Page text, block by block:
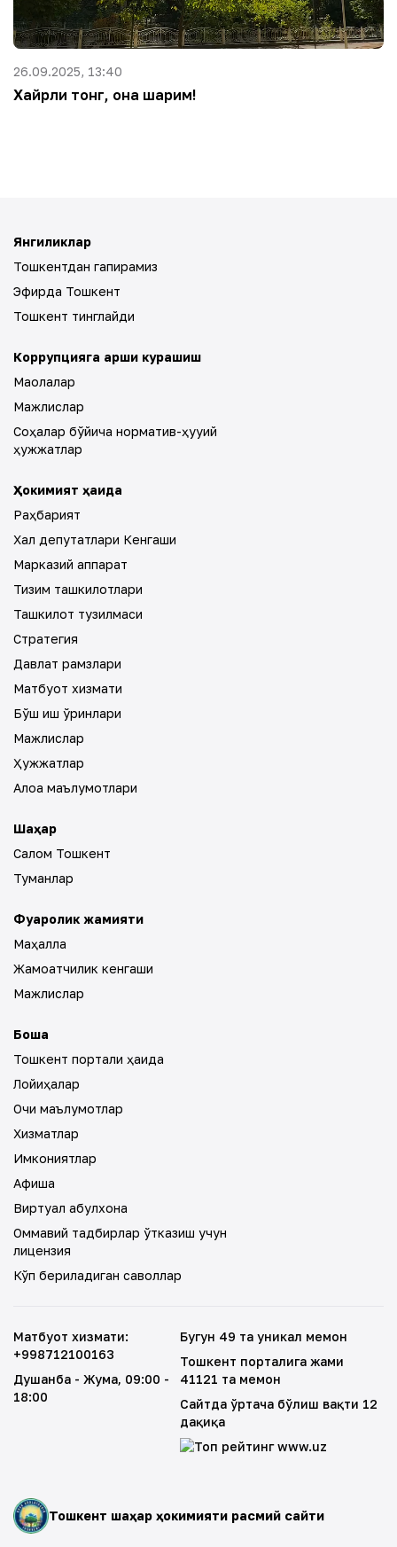
26.09.2025, 13:40
Хайрли тонг, она шаҳрим!
Янгиликлар
Тошкентдан гапирамиз
Эфирда Тошкент
Тошкент тинглайди
Коррупцияга қарши курашиш
Мақолалар
Мажлислар
Соҳалар бўйича норматив-ҳуқуқий
ҳужжатлар
Ҳокимият ҳақида
Раҳбарият
Халқ депутатлари Кенгаши
Марказий аппарат
Тизим ташкилотлари
Ташкилот тузилмаси
Стратегия
Давлат рамзлари
Матбуот хизмати
Бўш иш ўринлари
Мажлислар
Ҳужжатлар
Алоқа маълумотлари
Шаҳар
Салом Тошкент
Туманлар
Фуқаролик жамияти
Маҳалла
Жамоатчилик кенгаши
Мажлислар
Бошқа
Тошкент портали ҳақида
Лойиҳалар
Очиқ маълумотлар
Хизматлар
Имкониятлар
Афиша
Виртуал қабулхона
Оммавий тадбирлар ўтказиш учун
лицензия
Кўп бериладиган саволлар
Тошкент шаҳар ҳокимияти расмий сайти
Матбуот хизмати:
+998712100163
Душанба - Жума, 09:00 -
18:00
Бугун 49 та уникал меҳмон
Тошкент порталига жами
41121 та меҳмон
Сайтда ўртача бўлиш вақти 12
дақиқа